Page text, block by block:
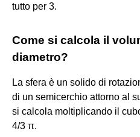
tutto per 3.
Come si calcola il
diametro?
La sfera è un solido di
di un semicerchio attorno al
si calcola moltiplicando il
4/3 π.